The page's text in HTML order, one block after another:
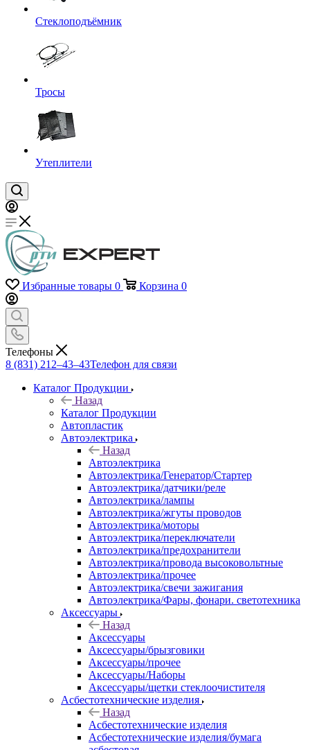
Стеклоподъёмник
Тросы
Утеплители
Избранные товары 0 Корзина 0
Телефоны
8 (831) 212–43–43Телефон для связи
Каталог Продукции
Назад
Каталог Продукции
Автопластик
Автоэлектрика
Назад
Автоэлектрика
Автоэлектрика/Генератор/Стартер
Автоэлектрика/датчики/реле
Автоэлектрика/лампы
Автоэлектрика/жгуты проводов
Автоэлектрика/моторы
Автоэлектрика/переключатели
Автоэлектрика/предохранители
Автоэлектрика/провода высоковольтные
Автоэлектрика/прочее
Автоэлектрика/свечи зажигания
Автоэлектрика/Фары, фонари. светотехника
Аксессуары
Назад
Аксессуары
Аксессуары/брызговики
Аксессуары/прочее
Аксессуары/Наборы
Аксессуары/щетки стеклоочистителя
Асбестотехнические изделия
Назад
Асбестотехнические изделия
Асбестотехнические изделия/бумага